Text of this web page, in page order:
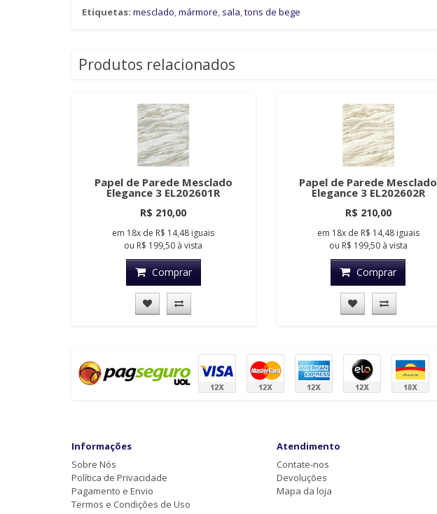
Etiquetas: mesclado,mármore, sala,tons de bege
Produtos relacionados
Papel de Parede Mesclado
Elegance 3 EL202601R
R$ 210,00
em 18x de R$ 14,48 iguais
ou R$ 199,50 à vista
Comprar
Papel de Parede Mesclado
Elegance 3 EL202602R
R$ 210,00
em 18xde R$ 14,48 iguais
ou R$ 199,50à vista
Comprar
Informações
Sobre Nós
Política de Privacidade
Pagamento e Envio
Termos e Condições de Uso
Atendimento
Contate-nos
Devoluções
Mapa da loja